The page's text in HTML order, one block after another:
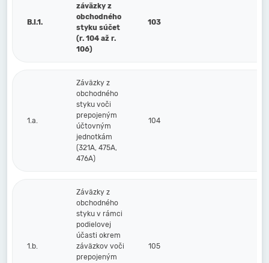
B.I.1.
záväzky z
obchodného
styku súčet
(r. 104 až r.
106)
103
1.a.
Záväzky z
obchodného
styku voči
prepojeným
účtovným
jednotkám
(321A, 475A,
476A)
104
1.b.
Záväzky z
obchodného
styku v rámci
podielovej
účasti okrem
záväzkov voči
prepojeným
105